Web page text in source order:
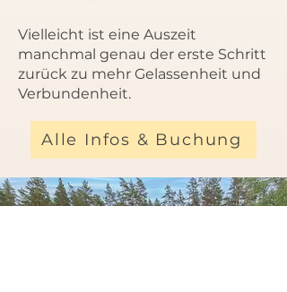
Vielleicht ist eine Auszeit
manchmal genau der erste Schritt
zurück zu mehr Gelassenheit und
Verbundenheit.
Alle Infos & Buchung